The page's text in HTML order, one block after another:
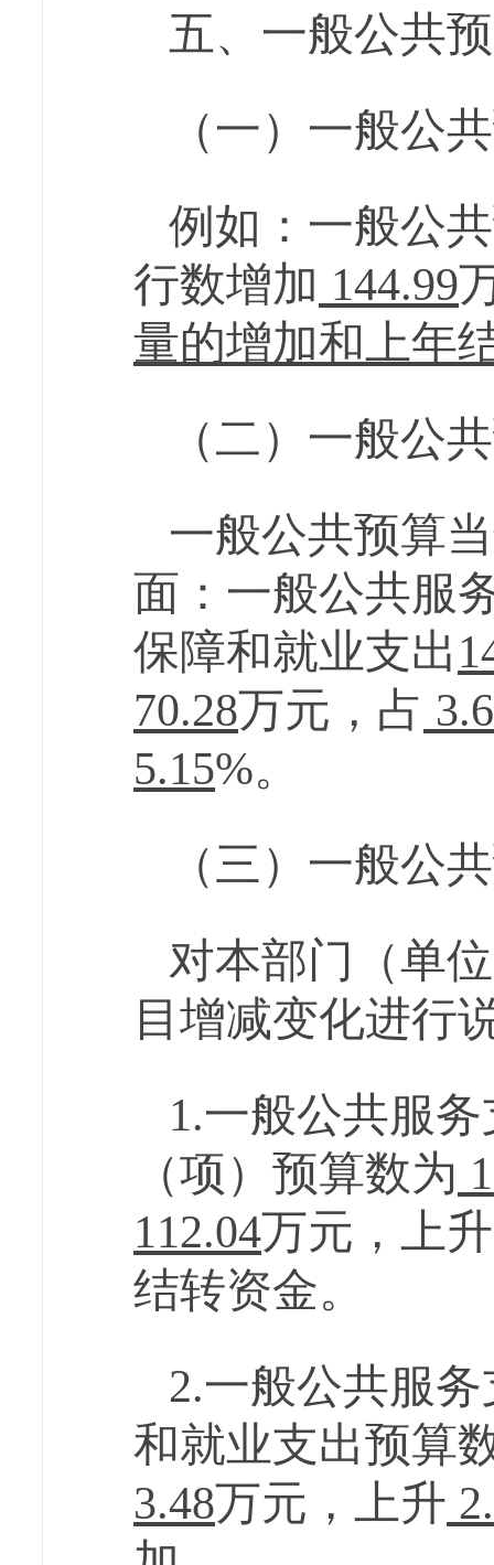
五、一般公共
（一）一般公
例如：一般公
行数增加 144.99
量的增加和上年
（二）一般公
一般公共预算
面： 一般公共服
保障和就业支出
70.28万元 ， 占
5.15%。
（三）一般公
对本部门
（单
目 增减变化进行
1.一般公共服
（项）预算数为
112.04万元，
上升
结转资金。
2.一般公共服
和就业支出预算
3.48万元， 上升